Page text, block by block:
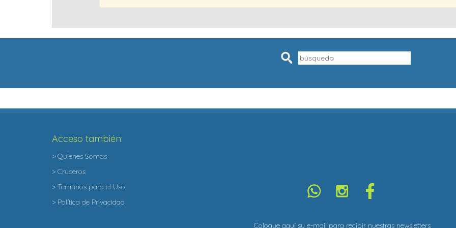
Pesquisar
Acceso también:
> Quienes Somos
> Cruceros
> Terminos para el Uso
> Política de Privacidad
Coloque aquí su e-mail para recibir nuestras newsletters